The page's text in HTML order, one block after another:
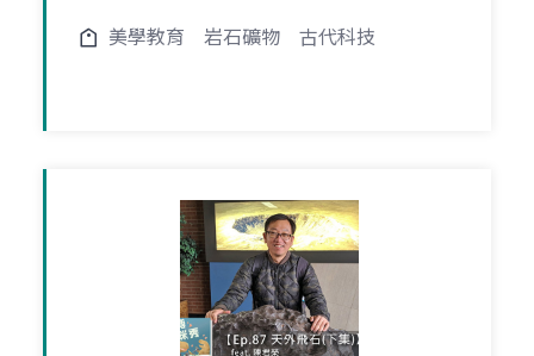
美學教育 岩石礦物 古代科技